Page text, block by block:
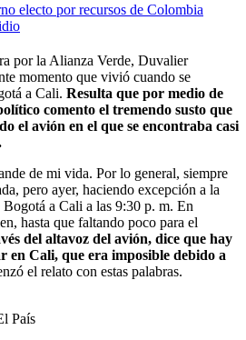
electo por recursos de Colombia
por la Alianza Verde, Duvalier
momento que vivió cuando se
a Cali. Resulta que por medio de
comento el tremendo susto que
el avión en el que se encontraba casi
de mi vida. Por lo general, siempre
pero ayer, haciendo excepción a la
a Cali a las 9:30 p. m. En
hasta que faltando poco para el
del altavoz del avión, dice que hay
en Cali, que era imposible debido a
el relato con estas palabras.
País